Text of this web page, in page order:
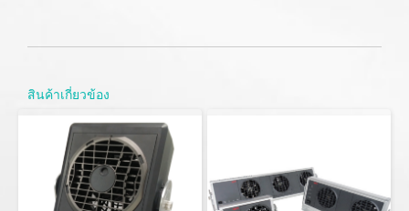
สินค้าเกี่ยวข้อง